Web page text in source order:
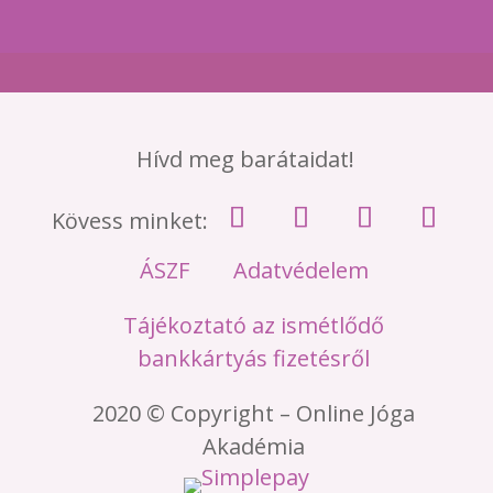
Hívd meg barátaidat!
Kövess minket:
ÁSZF
Adatvédelem
Tájékoztató az ismétlődő
bankkártyás fizetésről
2020 © Copyright – Online Jóga
Akadémia